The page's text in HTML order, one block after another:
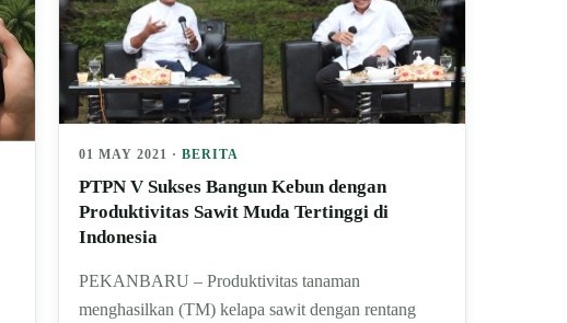
01 MAY 2021 · BERITA
PTPN V Sukses Bangun Kebun dengan
Produktivitas Sawit Muda Tertinggi di
Indonesia
PEKANBARU – Produktivitas tanaman
menghasilkan (TM) kelapa sawit dengan rentang